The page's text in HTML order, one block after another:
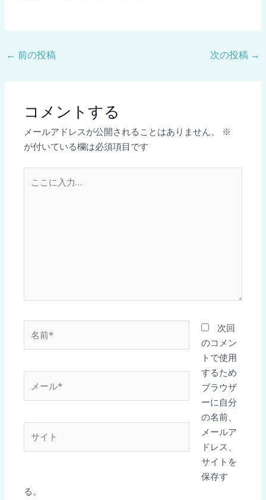
← 前の投稿 次の投稿 →
コメントする
メールアドレスが公開されることはありません。
※
が付いている欄は必須項目です
こ
前
ー
*
次回
のコメン
トで使用
するため
ブラウザ
ーに自分
の名前、
メールア
ドレス、
サイトを
保存す
る。